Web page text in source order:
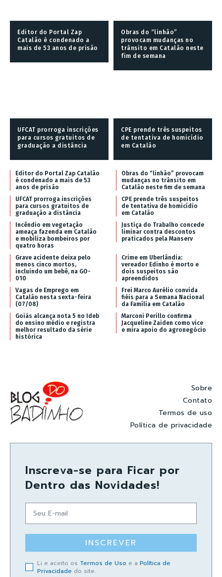
Editor do Portal Zap
Catalão é condenado a
mais de 53 anos de prisão
Obras do “linhão”
provocam mudanças no
trânsito em Catalão neste
fim de semana
UFCAT prorroga inscrições
para cursos gratuitos de
graduação a distância
CPE prende três suspeitos
de tentativa de homicídio
em Catalão
Editor do Portal Zap Catalão
é condenado a mais de 53
anos de prisão
Obras do “linhão” provocam
mudanças no trânsito em
Catalão neste fim de semana
UFCAT prorroga inscrições
para cursos gratuitos de
graduação a distância
CPE prende três suspeitos
de tentativa de homicídio
em Catalão
Incêndio em vegetação
ameaça fazenda em Catalão
e mobiliza bombeiros por
quatro horas
Justiça do Trabalho concede
liminar contra descontos
praticados pela Manserv
Grave acidente deixa pelo
menos cinco mortos,
incluindo um bebê, na GO-
010
Crime em Uberlândia:
vereador Edinho é morto e
dois suspeitos são
apreendidos
Vagas de Emprego em
Catalão nesta sexta-feira
(07/08)
Frei Marco Aurélio convida
fiéis para a Semana Nacional
da Família em Catalão
Goiás alcança nota 5 no Ideb
do ensino médio e registra
melhor resultado da série
histórica
Marconi Perillo confirma
Jacqueline Zaiden como vice
e mira apoio do agronegócio
Sobre
Contato
Termos de uso
Política de privacidade
Inscreva-se para Ficar por
Dentro das Novidades!
INSCREVER
Li e aceito os Termos de Uso e a Política de
Privacidade do site.